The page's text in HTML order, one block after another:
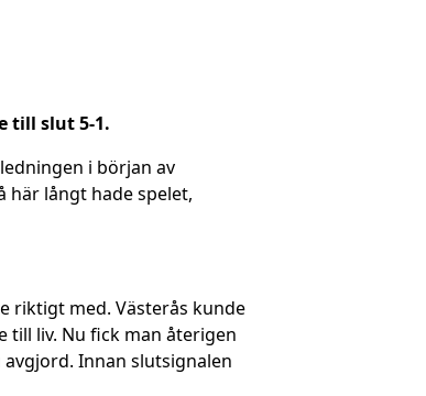
till slut 5-1.
i början av
här långt hade spelet,
riktigt med. Västerås kunde
till liv. Nu fick man återigen
Innan slutsignalen